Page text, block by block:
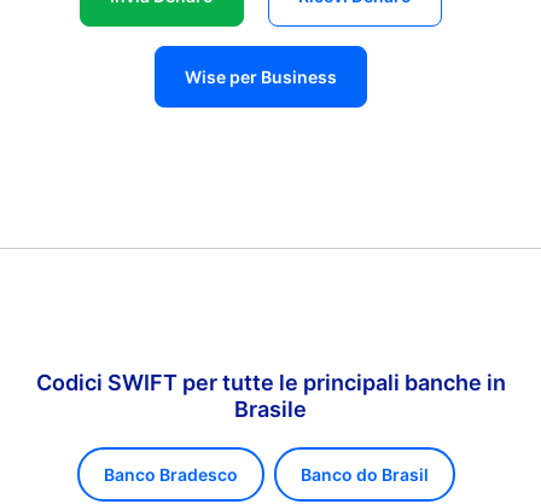
Wise per Business
Codici SWIFT per tutte le principali banche in
Brasile
Banco Bradesco Banco do Brasil